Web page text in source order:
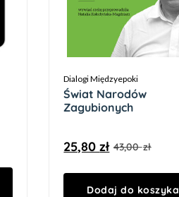
Dialogi Międzyepoki
Świat Narodów
Zagubionych
43,00zł
25,80zł
Dodaj do koszyka